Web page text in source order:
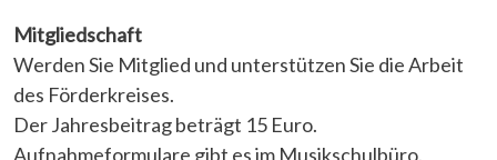
Mitgliedschaft
Werden Sie Mitglied und unterstützen Sie die Arbeit
des Förderkreises.
Der Jahresbeitrag beträgt 15 Euro.
Aufnahmeformulare gibt es im Musikschulbüro.